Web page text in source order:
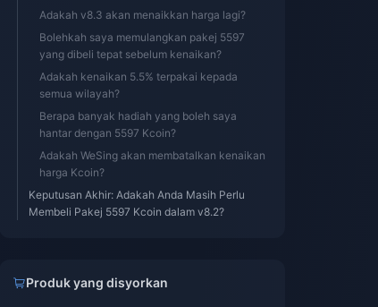
Adakah v8.3 akan menaikkan harga lagi?
Bolehkah saya memulangkan pakej 5597
yang dibeli tepat sebelum kenaikan?
Adakah kenaikan 5.5% terpakai kepada
semua wilayah?
Berapa banyak hadiah yang boleh saya
hantar dengan 5597 Kcoin?
Adakah WeSing akan membatalkan kenaikan
harga Kcoin?
Keputusan Akhir: Adakah Anda Masih Perlu
Membeli Pakej 5597 Kcoin dalam v8.2?
Produk yang disyorkan